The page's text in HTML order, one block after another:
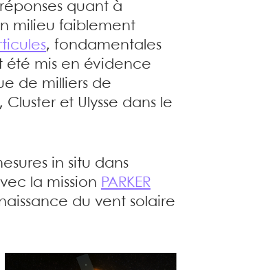
quant à
milieu faiblement
, fondamentales
été mis en évidence
de milliers de
et Ulysse dans le
in situ dans
la mission PARKER
du vent solaire